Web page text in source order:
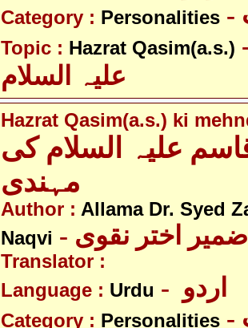
Category : Personalities
Topic : Hazrat Qasim(a.s.)
علیہ السلام
Hazrat Qasim(a.s.) ki
علیہ السلام کی
مہندی
Author : Allama Dr. Syed
Naqvi
اختر نقوی
Translator :
Language : Urdu
Category : Personalities